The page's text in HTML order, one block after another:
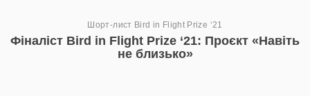
Шорт-лист Bird in Flight Prize ‘21
Фіналіст Bird in Flight Prize ‘21: Проєкт «Навіть
не близько»